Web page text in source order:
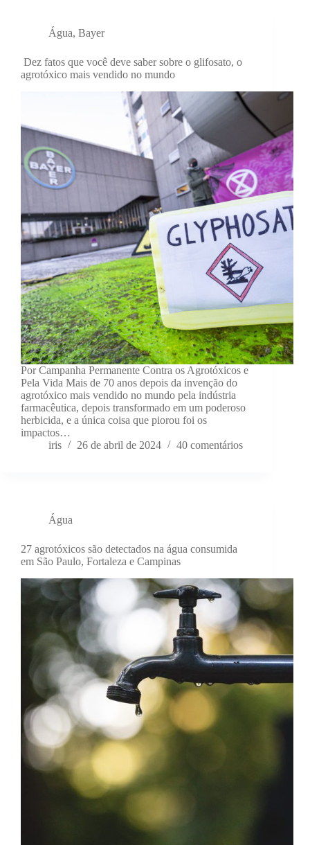
Água, Bayer
Dez fatos que você deve saber sobre o glifosato, o
agrotóxico mais vendido no mundo
Por Campanha Permanente Contra os Agrotóxicos e
Pela Vida Mais de 70 anos depois da invenção do
agrotóxico mais vendido no mundo pela indústria
farmacêutica, depois transformado em um poderoso
herbicida, e a única coisa que piorou foi os
impactos…
iris
26 de abril de 2024 40 comentários
Água
27 agrotóxicos são detectados na água consumida
em São Paulo, Fortaleza e Campinas